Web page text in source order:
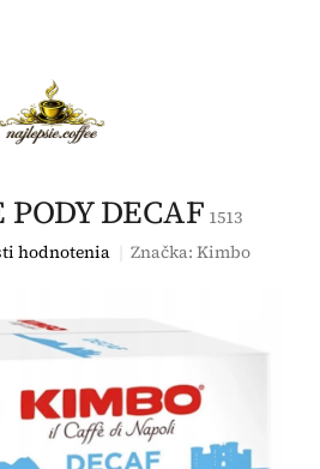
DECAF 1513
hodnotenia Značka:Kimbo